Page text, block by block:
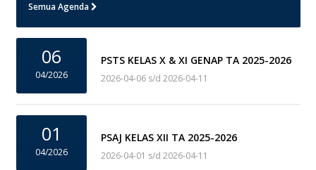
Semua Agenda
06
04/2026
PSTS KELAS X & XI GENAP TA 2025-2026
2026-04-06 s/d 2026-04-11
01
04/2026
PSAJ KELAS XII TA 2025-2026
2026-04-01 s/d 2026-04-11